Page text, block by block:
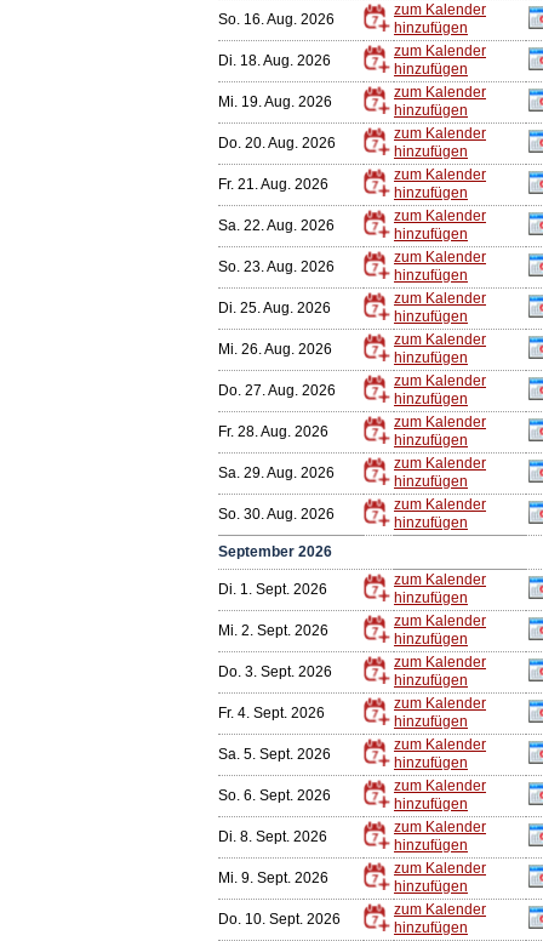
So. 16. Aug. 2026
zum Kalender
hinzufügen
Di. 18. Aug. 2026
zum Kalender
hinzufügen
Mi. 19. Aug. 2026
zum Kalender
hinzufügen
Do. 20. Aug. 2026
zum Kalender
hinzufügen
Fr. 21. Aug. 2026
zum Kalender
hinzufügen
Sa. 22. Aug. 2026
zum Kalender
hinzufügen
So. 23. Aug. 2026
zum Kalender
hinzufügen
Di. 25. Aug. 2026
zum Kalender
hinzufügen
Mi. 26. Aug. 2026
zum Kalender
hinzufügen
Do. 27. Aug. 2026
zum Kalender
hinzufügen
Fr. 28. Aug. 2026
zum Kalender
hinzufügen
Sa. 29. Aug. 2026
zum Kalender
hinzufügen
So. 30. Aug. 2026
zum Kalender
hinzufügen
September 2026
Di. 1. Sept. 2026
zum Kalender
hinzufügen
Mi. 2. Sept. 2026
zum Kalender
hinzufügen
Do. 3. Sept. 2026
zum Kalender
hinzufügen
Fr. 4. Sept. 2026
zum Kalender
hinzufügen
Sa. 5. Sept. 2026
zum Kalender
hinzufügen
So. 6. Sept. 2026
zum Kalender
hinzufügen
Di. 8. Sept. 2026
zum Kalender
hinzufügen
Mi. 9. Sept. 2026
zum Kalender
hinzufügen
Do. 10. Sept. 2026
zum Kalender
hinzufügen